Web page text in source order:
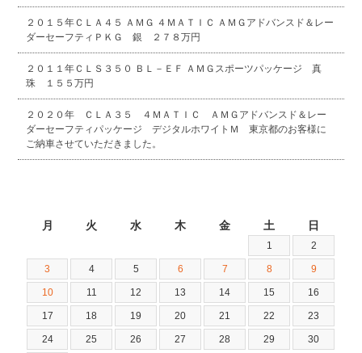
２０１５年ＣＬＡ４５ ＡＭＧ ４ＭＡＴＩＣ ＡＭＧアドバンスド＆レー
ダーセーフティＰＫＧ 銀 ２７８万円
２０１１年ＣＬＳ３５０ ＢＬ－ＥＦ ＡＭＧスポーツパッケージ 真
珠 １５５万円
２０２０年 ＣＬＡ３５ ４ＭＡＴＩＣ ＡＭＧアドバンスド＆レー
ダーセーフティパッケージ デジタルホワイトＭ 東京都のお客様に
ご納車させていただきました。
月 火 水 木 金 土 日
1 2
3 4 5 6 7 8 9
10 11 12 13 14 15 16
17 18 19 20 21 22 23
24 25 26 27 28 29 30